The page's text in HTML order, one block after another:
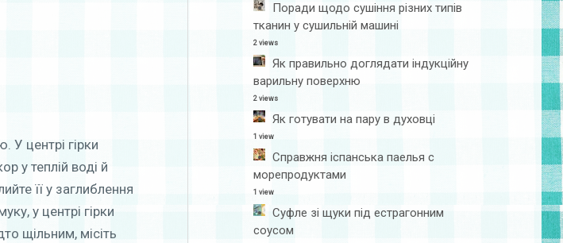
У центрі гірки
у теплій воді й
її у заглиблення
у центрі гірки
щільним, місіть
Поради щодо сушіння різних типів
тканин у сушильній машині
2 views
Як правильно доглядати індукційну
варильну поверхню
2 views
Як готувати на пару в духовці
1 view
Справжня іспанська паелья с
морепродуктами
1 view
Суфле зі щуки під естрагонним
соусом